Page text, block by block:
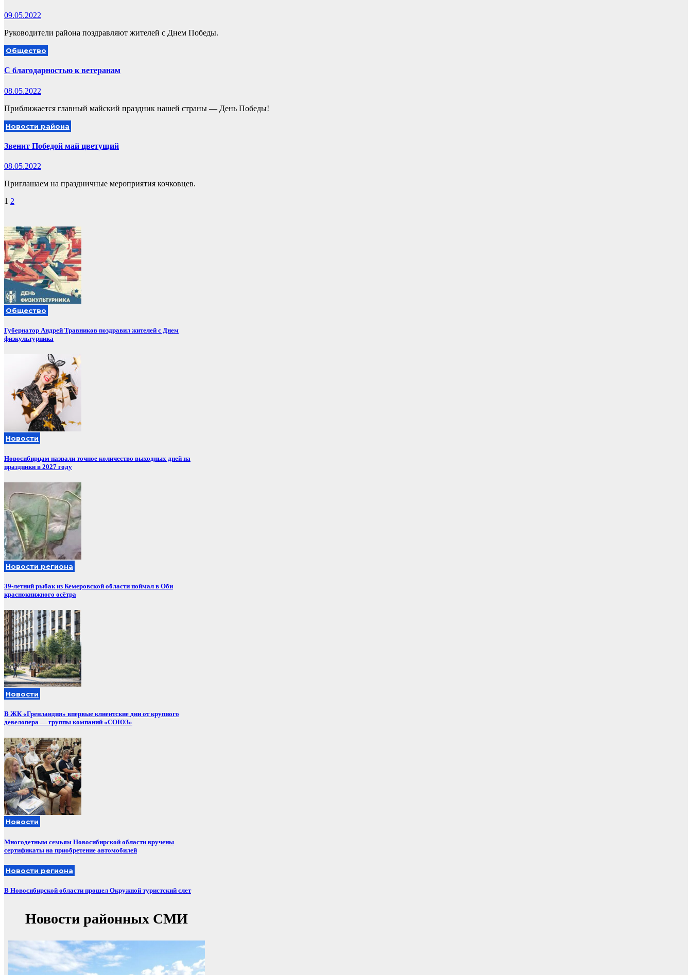
09.05.2022
Руководители района поздравляют жителей с Днем Победы.
Общество
С благодарностью к ветеранам
08.05.2022
Приближается главный майский праздник нашей страны — День Победы!
Новости района
Звенит Победой май цветущий
08.05.2022
Приглашаем на праздничные мероприятия кочковцев.
Пагинация
1 2
Общество
Губернатор Андрей Травников поздравил жителей с Днем
физкультурника
Новости
Новосибирцам назвали точное количество выходных дней на
праздники в 2027 году
Новости региона
39-летний рыбак из Кемеровской области поймал в Оби
краснокнижного осётра
Новости
В ЖК «Гренландия» впервые клиентские дни от крупного
девелопера — группы компаний «СОЮЗ»
Новости
Многодетным семьям Новосибирской области вручены
сертификаты на приобретение автомобилей
Новости региона
В Новосибирской области прошел Окружной туристский слет